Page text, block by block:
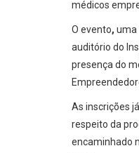
médicos
O evento, uma
auditório do
presença do
As inscrições
respeito da
encaminhado